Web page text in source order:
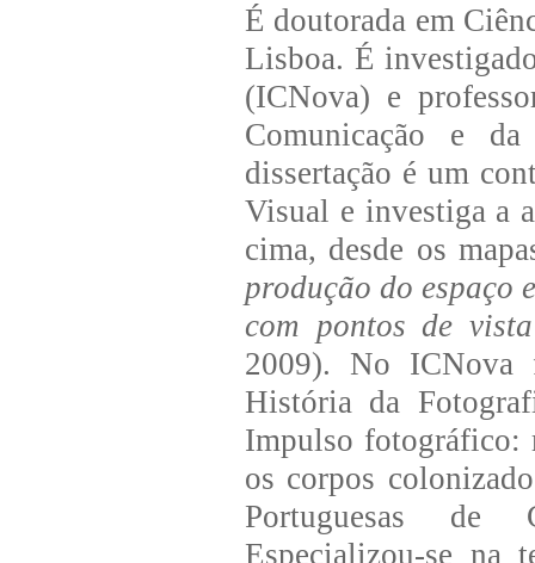
É doutorada em
Lisboa. É
(ICNova) e
Comunicação e
dissertação é um
Visual e investiga a
cima, desde os
produção do espaço
com pontos de
2009). No ICNova
História da
Impulso fotográfico:
os corpos
Portuguesas de
Especializou-se na